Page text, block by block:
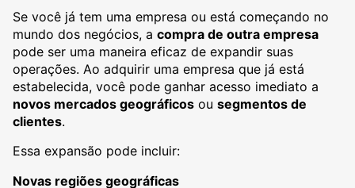
Se você já tem uma empresa ou está começando no
mundo dos negócios, a compra de outra empresa
pode ser uma maneira eficaz de expandir suas
operações. Ao adquirir uma empresa que já está
estabelecida, você pode ganhar acesso imediato a
novos mercados geográficos ou segmentos de
clientes.
Essa expansão pode incluir:
Novas regiões geográficas